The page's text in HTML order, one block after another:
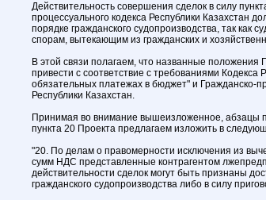
Действительность совершения сделок в силу
процессуального кодекса Республики Казахстан
порядке гражданского судопроизводства, так как
спорам, вытекающим из гражданских и
В этой связи полагаем, что названные положения
привести с соответствие с требованиями Кодекса
обязательных платежах в бюджет" и Гражданско-
Республики Казахстан.
Принимая во внимание вышеизложенное, абзацы
пункта 20 Проекта предлагаем изложить в
"20. По делам о правомерности исключения из
сумм НДС представленные контрагентом
действительности сделок могут быть признаны
гражданского судопроизводства либо в силу